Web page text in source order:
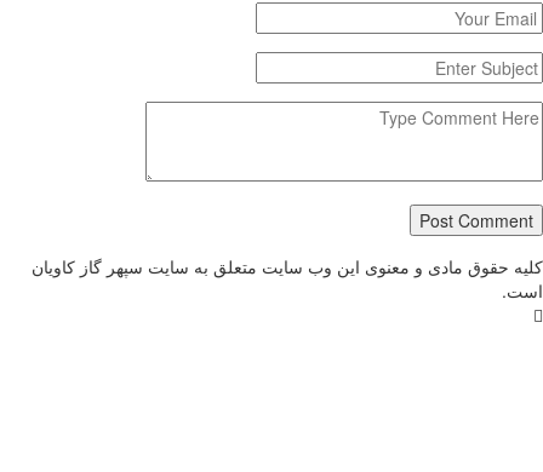
Post
حقوق مادی و معنوی این وب سایت متعلق به سایت سپهر گاز کاویان